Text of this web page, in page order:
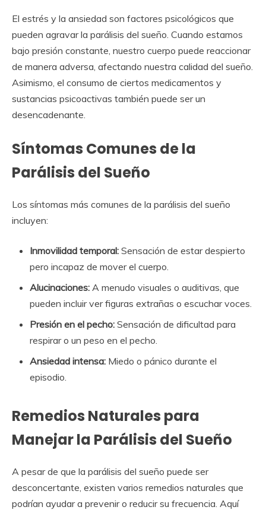
El estrés y la ansiedad son factores psicológicos que
pueden agravar la parálisis del sueño. Cuando estamos
bajo presión constante, nuestro cuerpo puede reaccionar
de manera adversa, afectando nuestra calidad del sueño.
Asimismo, el consumo de ciertos medicamentos y
sustancias psicoactivas también puede ser un
desencadenante.
Síntomas Comunes de la
Parálisis del Sueño
Los síntomas más comunes de la parálisis del sueño
incluyen:
Inmovilidad temporal: Sensación de estar despierto
pero incapaz de mover el cuerpo.
Alucinaciones: A menudo visuales o auditivas, que
pueden incluir ver figuras extrañas o escuchar voces.
Presión en el pecho: Sensación de dificultad para
respirar o un peso en el pecho.
Ansiedad intensa: Miedo o pánico durante el
episodio.
Remedios Naturales para
Manejar la Parálisis del Sueño
A pesar de que la parálisis del sueño puede ser
desconcertante, existen varios remedios naturales que
podrían ayudar a prevenir o reducir su frecuencia. Aquí